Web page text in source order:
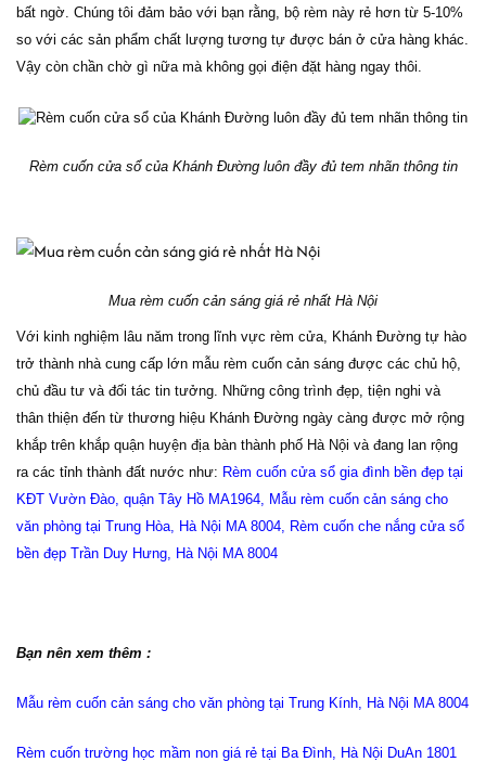
bất ngờ. Chúng tôi đảm bảo với bạn rằng, bộ rèm này rẻ hơn từ 5-10%
so với các sản phẩm chất lượng tương tự được bán ở cửa hàng khác.
Vậy còn chần chờ gì nữa mà không gọi điện đặt hàng ngay thôi.
Rèm cuốn cửa sổ của Khánh Đường luôn đầy đủ tem nhãn thông tin
Mua rèm cuốn cản sáng giá rẻ nhất Hà Nội
Với kinh nghiệm lâu năm trong lĩnh vực rèm cửa, Khánh Đường tự hào
trở thành nhà cung cấp lớn mẫu rèm cuốn cản sáng được các chủ hộ,
chủ đầu tư và đối tác tin tưởng. Những công trình đẹp, tiện nghi và
thân thiện đến từ thương hiệu Khánh Đường ngày càng được mở rộng
khắp trên khắp quận huyện địa bàn thành phố Hà Nội và đang lan rộng
ra các tỉnh thành đất nước như: Rèm cuốn cửa sổ gia đình bền đẹp tại
KĐT Vườn Đào, quận Tây Hồ MA1964, Mẫu rèm cuốn cản sáng cho
văn phòng tại Trung Hòa, Hà Nội MA 8004, Rèm cuốn che nắng cửa sổ
bền đẹp Trần Duy Hưng, Hà Nội MA 8004
Bạn nên xem thêm :
Mẫu rèm cuốn cản sáng cho văn phòng tại Trung Kính, Hà Nội MA 8004
Rèm cuốn trường học mầm non giá rẻ tại Ba Đình, Hà Nội DuAn 1801